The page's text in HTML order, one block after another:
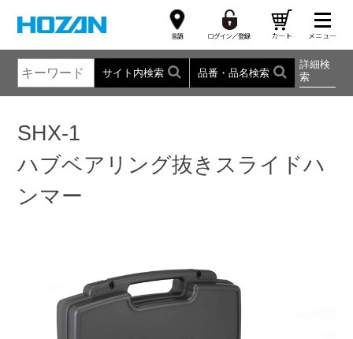
サイト内検索 品番・品名検索
詳細検
索
SHX-1
ハブベアリング抜きスライドハ
ンマー